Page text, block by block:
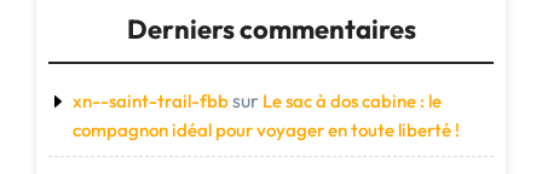
Derniers commentaires
xn--saint-trail-fbbsur Le sac à dos cabine : le
compagnon idéal pour voyager en toute liberté !